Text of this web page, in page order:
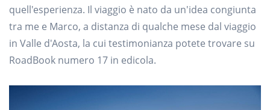
quell'esperienza. Il viaggio è nato da un'idea congiunta
tra me e Marco, a distanza di qualche mese dal viaggio
in Valle d'Aosta, la cui testimonianza potete trovare su
RoadBook numero 17 in edicola.